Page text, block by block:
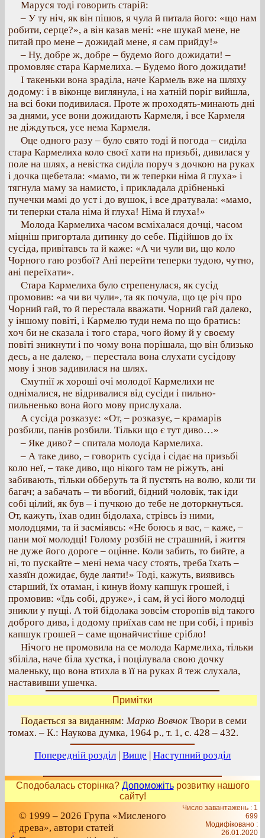
Маруся тоді говорить старій:
– У ту ніч, як він пішов, я чула й питала його: «що нам
робити, серце?», а він казав мені: «не шукай мене, не
питай про мене – дожидай мене, я сам прийду!»
– Ну, добре ж, добре – будемо його дожидати! –
промовляє стара Кармелиха. – Будемо його дожидати!
І такеньки вона зраділа, наче Кармель вже на шляху
додому: і в віконце виглянула, і на хатній поріг вийшла,
на всі боки подивилася. Проте ж проходять-минають дні
за днями, усе вони дожидають Кармеля, і все Кармеля
не діждуться, усе нема Кармеля.
Оце одного разу – було свято тоді й погода – сиділа
стара Кармелиха коло своєї хати на призьбі, дивилася у
поле на шлях, а невістка сиділа поруч з дочкою на руках
і дочка щебетала: «мамо, ти ж теперки німа й глуха» і
тягнула маму за намисто, і прикладала дрібненькі
пучечки мамі до уст і до вушок, і все дратувала: «мамо,
ти теперки стала німа й глуха! Німа й глуха!»
Молода Кармелиха часом всміхалася дочці, часом
міцніш пригортала дитинку до себе. Підійшов до їх
сусіда, привітавсь та й каже: «А чи чули ви, що коло
Чорного гаю розбої? Ані перейти теперки тудою, чутно,
ані переїхати».
Стара Кармелиха було стрепенулася, як сусід
промовив: «а чи ви чули», та як почула, що це річ про
Чорний гай, то й перестала вважати. Чорний гай далеко,
у іншому повіті, і Кармелю туди нема по що братись:
хоч би не сказала і того стара, чого йому й у своєму
повіті зникнути і по чому вона порішала, що він близько
десь, а не далеко, – перестала вона слухати сусідову
мову і знов задивилася на шлях.
Смутнії ж хороші очі молодої Кармелихи не
однімалися, не відривалися від сусіди і пильно-
пильненько вона його мову прислухала.
А сусіда розказує: «От, – розказує, – крамарів
розбили, панів розбили. Тільки що є тут диво…»
– Яке диво? – спитала молода Кармелиха.
– А таке диво, – говорить сусіда і сідає на призьбі
коло неї, – таке диво, що нікого там не ріжуть, ані
забивають, тільки обберуть та й пустять на волю, коли ти
багач; а забачать – ти вбогий, бідний чоловік, так іди
собі цілий, як був – і пучкою до тебе не доторкнуться.
От, кажуть, їхав один бідолаха, стрівсь із ними,
молодцями, та й засміявсь: «Не боюсь я вас, – каже, –
пани мої молодці! Голому розбій не страшний, і життя
не дуже його дороге – оцінне. Коли забить, то бийте, а
ні, то пускайте – мені нема часу стоять, треба їхать –
хазяїн дожидає, буде лаяти!» Тоді, кажуть, виявивсь
старший, їх отаман, і кинув йому капшук грошей, і
промовив: «їдь собі, друже», і сам, й усі його молодці
зникли у пущі. А той бідолака зовсім сторопів від такого
доброго дива, і додому приїхав сам не при собі, і привіз
капшук грошей – саме щонайчистіше срібло!
Нічого не промовила на се молода Кармелиха, тільки
збіліла, наче біла хустка, і поцілувала свою дочку
маленьку, що вона втихла в її на руках й теж слухала,
наставивши ушечка.
Примітки
Подається за виданням: Марко Вовчок Твори в семи
томах. – К.: Наукова думка, 1964 р., т. 1, с. 428 – 432.
Попередній розділ | Вище | Наступний розділ
Сподобалась сторінка? Допоможітьрозвитку нашого
сайту!
© 1999 – 2026 Група «Мисленого
древа», автори статей
Число завантажень : 1
699
Модифіковано :
26.01.2020